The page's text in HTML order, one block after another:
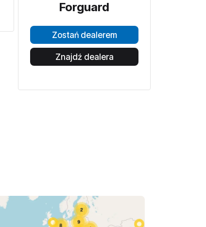
Forguard
Zostań dealerem
Znajdź dealera